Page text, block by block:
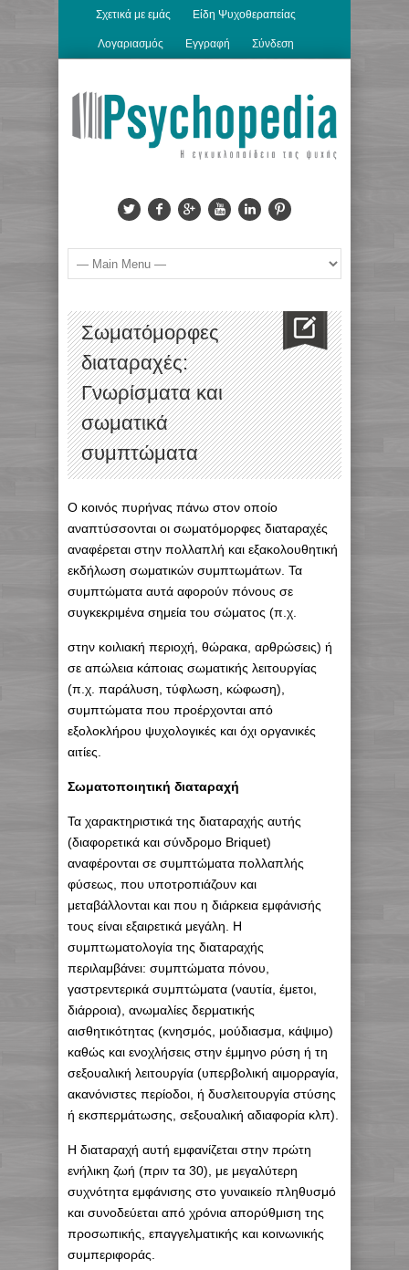
Σχετικά με εμάς Είδη Ψυχοθεραπείας
Λογαριασμός Εγγραφή Σύνδεση
Σωματόμορφες
διαταραχές:
Γνωρίσματα και
σωματικά
συμπτώματα
Ο κοινός πυρήνας πάνω στον οποίο
αναπτύσσονται οι σωματόμορφες διαταραχές
αναφέρεται στην πολλαπλή και εξακολουθητική
εκδήλωση σωματικών συμπτωμάτων. Τα
συμπτώματα αυτά αφορούν πόνους σε
συγκεκριμένα σημεία του σώματος (π.χ.
στην κοιλιακή περιοχή, θώρακα, αρθρώσεις) ή
σε απώλεια κάποιας σωματικής λειτουργίας
(π.χ. παράλυση, τύφλωση, κώφωση),
συμπτώματα που προέρχονται από
εξολοκλήρου ψυχολογικές και όχι οργανικές
αιτίες.
Σωματοποιητική διαταραχή
Τα χαρακτηριστικά της διαταραχής αυτής
(διαφορετικά και σύνδρομο Briquet)
αναφέρονται σε συμπτώματα πολλαπλής
φύσεως, που υποτροπιάζουν και
μεταβάλλονται και που η διάρκεια εμφάνισής
τους είναι εξαιρετικά μεγάλη. Η
συμπτωματολογία της διαταραχής
περιλαμβάνει: συμπτώματα πόνου,
γαστρεντερικά συμπτώματα (ναυτία, έμετοι,
διάρροια), ανωμαλίες δερματικής
αισθητικότητας (κνησμός, μούδιασμα, κάψιμο)
καθώς και ενοχλήσεις στην έμμηνο ρύση ή τη
σεξουαλική λειτουργία (υπερβολική αιμορραγία,
ακανόνιστες περίοδοι, ή δυσλειτουργία στύσης
ή εκσπερμάτωσης, σεξουαλική αδιαφορία κλπ).
Η διαταραχή αυτή εμφανίζεται στην πρώτη
ενήλικη ζωή (πριν τα 30), με μεγαλύτερη
συχνότητα εμφάνισης στο γυναικείο πληθυσμό
και συνοδεύεται από χρόνια απορύθμιση της
προσωπικής, επαγγελματικής και κοινωνικής
συμπεριφοράς.